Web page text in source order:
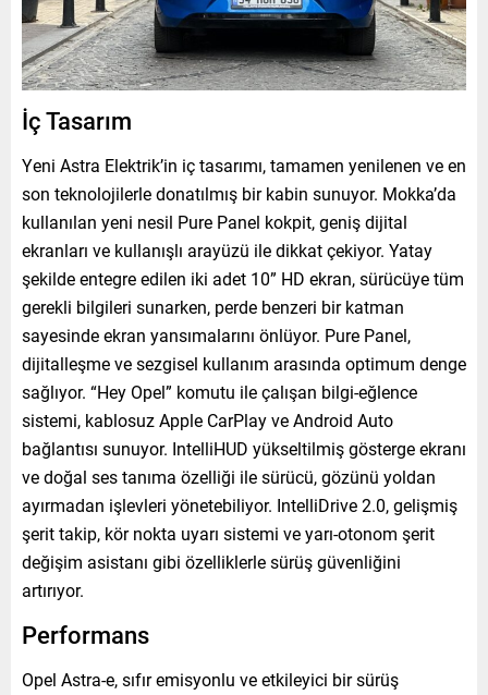
İç Tasarım
Yeni Astra Elektrik’in iç tasarımı, tamamen yenilenen ve en
son teknolojilerle donatılmış bir kabin sunuyor. Mokka’da
kullanılan yeni nesil Pure Panel kokpit, geniş dijital
ekranları ve kullanışlı arayüzü ile dikkat çekiyor. Yatay
şekilde entegre edilen iki adet 10” HD ekran, sürücüye tüm
gerekli bilgileri sunarken, perde benzeri bir katman
sayesinde ekran yansımalarını önlüyor. Pure Panel,
dijitalleşme ve sezgisel kullanım arasında optimum denge
sağlıyor. “Hey Opel” komutu ile çalışan bilgi-eğlence
sistemi, kablosuz Apple CarPlay ve Android Auto
bağlantısı sunuyor. IntelliHUD yükseltilmiş gösterge ekranı
ve doğal ses tanıma özelliği ile sürücü, gözünü yoldan
ayırmadan işlevleri yönetebiliyor. IntelliDrive 2.0, gelişmiş
şerit takip, kör nokta uyarı sistemi ve yarı-otonom şerit
değişim asistanı gibi özelliklerle sürüş güvenliğini
artırıyor.
Performans
Opel Astra-e, sıfır emisyonlu ve etkileyici bir sürüş